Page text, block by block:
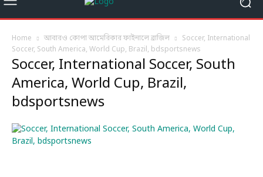
Home আবারও কোপা আমেরিকার ফাইনালে ব্রাজিল
Soccer, International
Soccer, South America, World Cup, Brazil, bdsportsnews
Soccer, International Soccer, South
America, World Cup, Brazil,
bdsportsnews